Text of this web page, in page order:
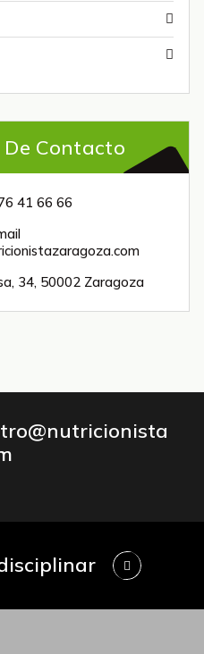
Contacto
41 66 66
34, 50002 Zaragoza